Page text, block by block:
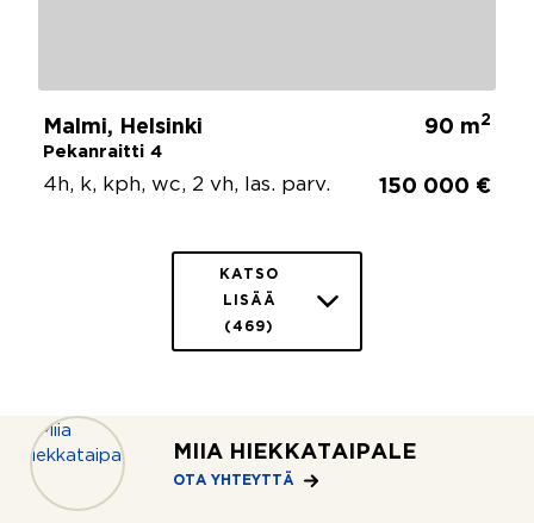
MIIA HIEKKATAIPALE
OTA YHTEYTTÄ
Malmi, Helsinki
Pekanraitti 4
90 m2
4h, k, kph, wc, 2 vh, las. parv. 150 000 €
KATSO
LISÄÄ
(469)